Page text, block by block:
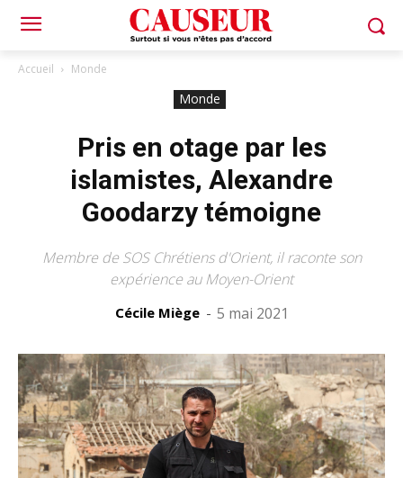
Accueil Monde
Monde
Pris en otage par les
islamistes, Alexandre
Goodarzy témoigne
Membre de SOS Chrétiens d'Orient, il raconte son
expérience au Moyen-Orient
Cécile Miège - 5 mai 2021